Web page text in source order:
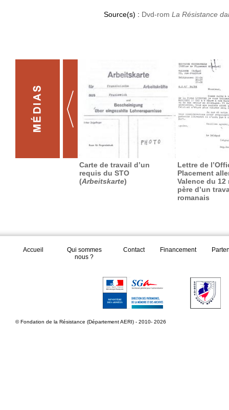
Source(s) : Dvd-rom La Résistance
Carte de travail d’un
requis du STO
(Arbeitskarte)
Lettre de
Placement
Valence du 12
père d’un
romanais
Accueil
Qui sommes
nous ?
Contact Financement
© Fondation de la Résistance (Département AERI) - 2010- 2026